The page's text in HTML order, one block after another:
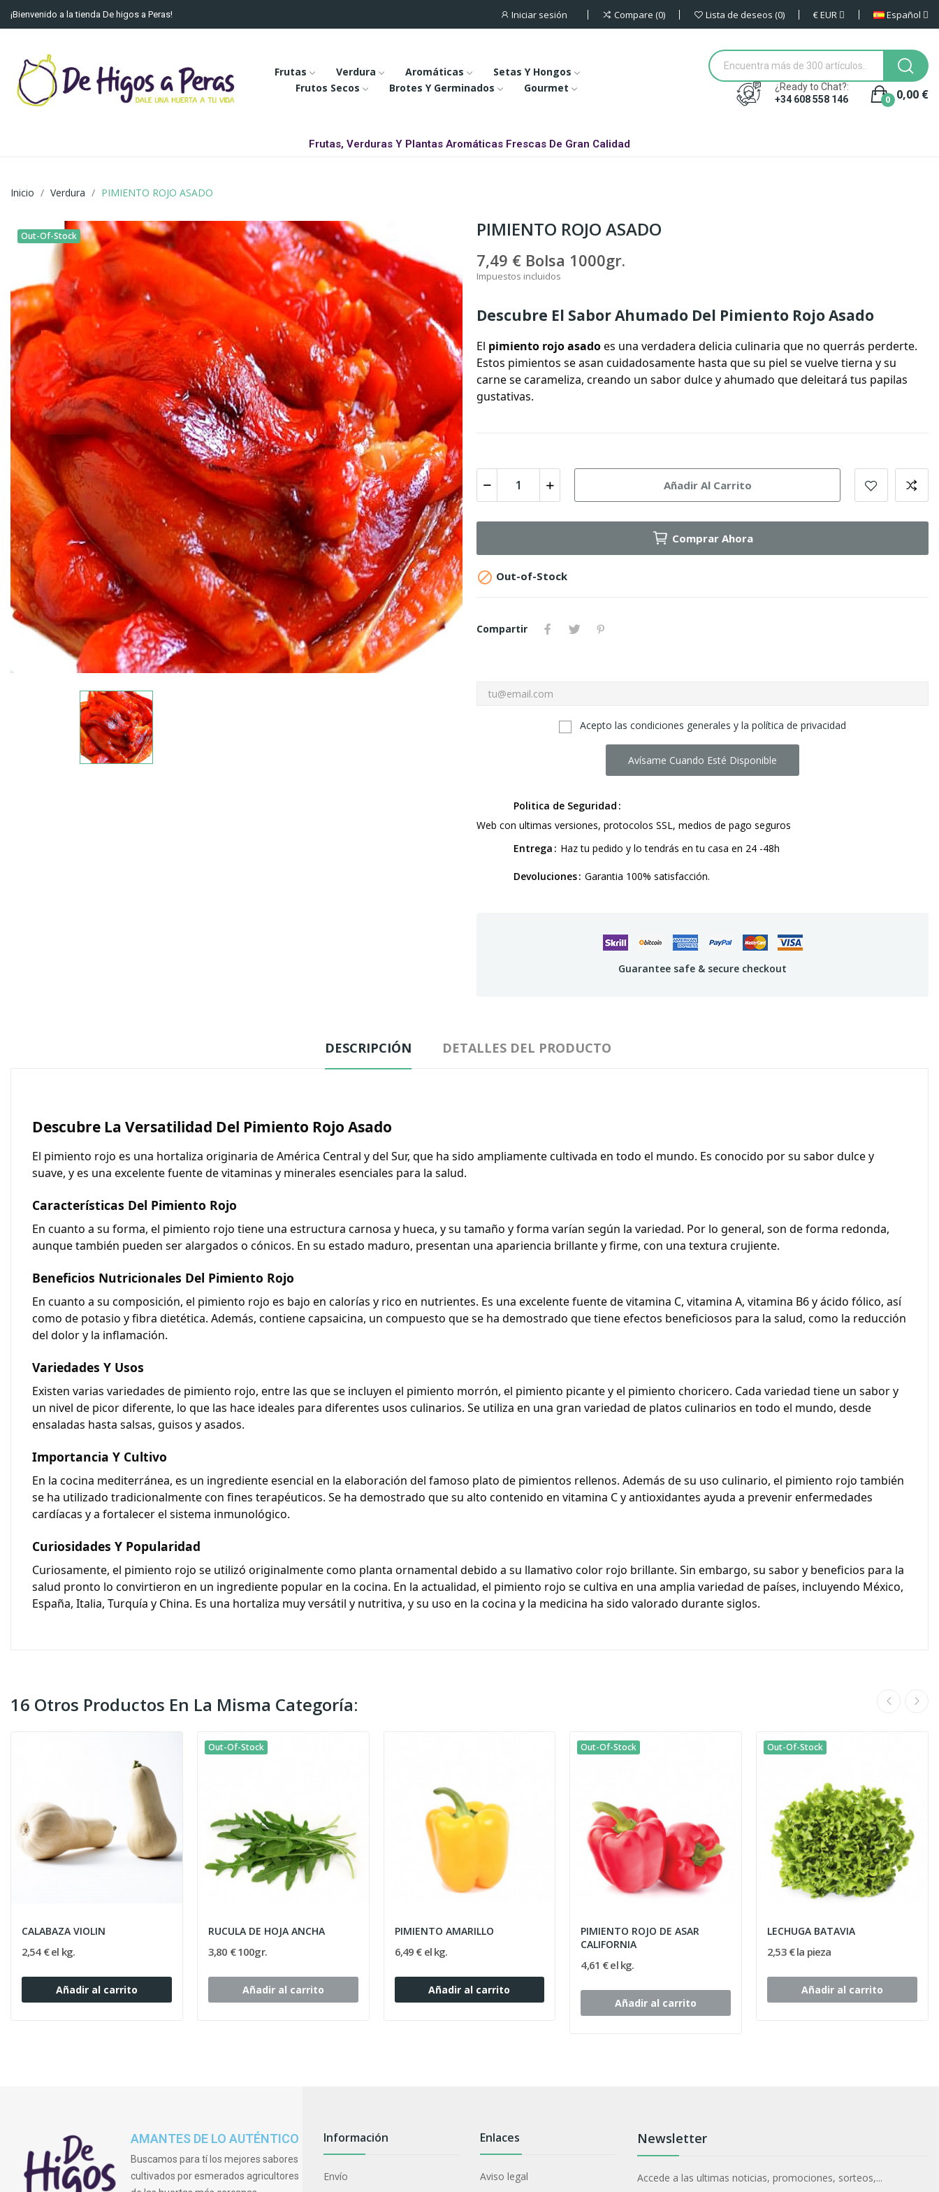
¡Bienvenido a la tienda De higos a Peras! Iniciar sesión Compare 0 Lista de deseos 0 €EUR Español
Frutas Verdura Aromáticas
Setas Y Hongos
Frutos Secos
Brotes Y Germinados Gourmet
¿Ready to Chat?:
+34 608 558 146
0,00 €
0
Frutas, Verduras Y Plantas Aromáticas Frescas De Gran Calidad
Inicio Verdura PIMIENTO ROJO ASADO
Out-Of-Stock PIMIENTO ROJO ASADO
7,49 € Bolsa 1000gr.
Impuestos incluidos
Descubre El Sabor Ahumado Del Pimiento Rojo Asado
El pimiento rojo asadoes una verdadera delicia culinaria que no querrás perderte.
Estos pimientos se asan cuidadosamente hasta que su piel se vuelve tierna y su
carne se carameliza, creando un sabor dulce y ahumado que deleitará tus papilas
gustativas.
Añadir Al Carrito
Comprar Ahora
 Out-of-Stock
Compartir
Acepto las condiciones generales y la política de privacidad
Avísame Cuando Esté Disponible
Politica de Seguridad
Web con ultimas versiones, protocolos SSL, medios de pago seguros
Entrega
Haz tu pedido y lo tendrás en tu casa en 24 -48h
Devoluciones Garantia 100% satisfacción.
Guarantee safe & secure checkout
DESCRIPCIÓN DETALLES DEL PRODUCTO
Descubre La Versatilidad Del Pimiento Rojo Asado
El pimiento rojo es una hortaliza originaria de América Central y del Sur, que ha sido ampliamente cultivada en todo el mundo. Es conocido por su sabor dulce y
suave, y es una excelente fuente de vitaminas y minerales esenciales para la salud.
Características Del Pimiento Rojo
En cuanto a su forma, el pimiento rojo tiene una estructura carnosa y hueca, y su tamaño y forma varían según la variedad. Por lo general, son de forma redonda,
aunque también pueden ser alargados o cónicos. En su estado maduro, presentan una apariencia brillante y firme, con una textura crujiente.
Beneficios Nutricionales Del Pimiento Rojo
En cuanto a su composición, el pimiento rojo es bajo en calorías y rico en nutrientes. Es una excelente fuente de vitamina C, vitamina A, vitamina B6 y ácido fólico, así
como de potasio y fibra dietética. Además, contiene capsaicina, un compuesto que se ha demostrado que tiene efectos beneficiosos para la salud, como la reducción
del dolor y la inflamación.
Variedades Y Usos
Existen varias variedades de pimiento rojo, entre las que se incluyen el pimiento morrón, el pimiento picante y el pimiento choricero. Cada variedad tiene un sabor y
un nivel de picor diferente, lo que las hace ideales para diferentes usos culinarios. Se utiliza en una gran variedad de platos culinarios en todo el mundo, desde
ensaladas hasta salsas, guisos y asados.
Importancia Y Cultivo
En la cocina mediterránea, es un ingrediente esencial en la elaboración del famoso plato de pimientos rellenos. Además de su uso culinario, el pimiento rojo también
se ha utilizado tradicionalmente con fines terapéuticos. Se ha demostrado que su alto contenido en vitamina C y antioxidantes ayuda a prevenir enfermedades
cardíacas y a fortalecer el sistema inmunológico.
Curiosidades Y Popularidad
Curiosamente, el pimiento rojo se utilizó originalmente como planta ornamental debido a su llamativo color rojo brillante. Sin embargo, su sabor y beneficios para la
salud pronto lo convirtieron en un ingrediente popular en la cocina. En la actualidad, el pimiento rojo se cultiva en una amplia variedad de países, incluyendo México,
España, Italia, Turquía y China. Es una hortaliza muy versátil y nutritiva, y su uso en la cocina y la medicina ha sido valorado durante siglos.
16 Otros Productos En La Misma Categoría:
CALABAZA VIOLIN
2,54 € el kg.
Añadir al carrito
Out-Of-Stock
RUCULA DE HOJA ANCHA
3,80 € 100gr.
Añadir al carrito
PIMIENTO AMARILLO
6,49 € el kg.
Añadir al carrito
Out-Of-Stock
PIMIENTO ROJO DE ASAR
CALIFORNIA
4,61 € el kg.
Añadir al carrito
Out-Of-Stock
LECHUGA BATAVIA
2,53 € la pieza
Añadir al carrito
AMANTES DE LO AUTÉNTICO
Buscamos para tí los mejores sabores
cultivados por esmerados agricultores
Información
Envío
Enlaces
Aviso legal
Newsletter
Accede a las ultimas noticias, promociones, sorteos,...